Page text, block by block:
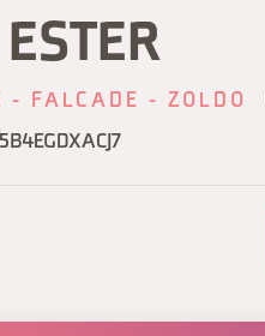
- FALCADE - ZOLDO